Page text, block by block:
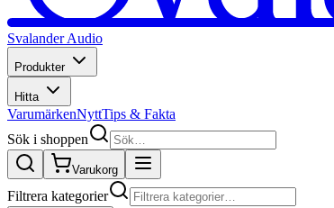
Svalander Audio
Produkter
Hitta
VarumärkenNyttTips & Fakta
Sök i shoppen
Varukorg
Filtrera kategorier